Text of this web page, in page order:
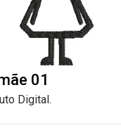
01
Digital.